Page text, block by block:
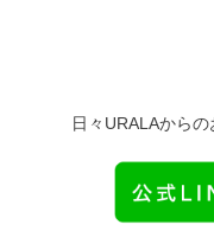
日々URALAから